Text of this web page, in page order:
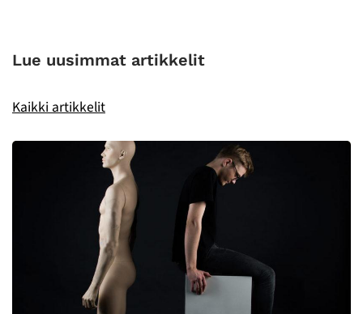
Lue uusimmat artikkelit
Kaikki artikkelit